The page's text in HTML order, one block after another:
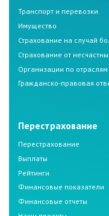
Транспорт и перевозки
Имущество
Страхование на случай
Страхование от
Организации по отраслям
Гражданско-правовая
Перестрахование
Перестрахование
Выплаты
Рейтинги
Финансовые показатели
Финансовые отчеты